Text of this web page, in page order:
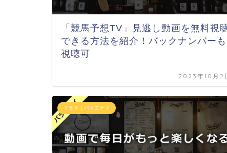
「競馬予想TV」見逃し動画を無料視
できる方法を紹介！バックナンバーも
視聴可
2023年10月2
ＴＢＳ｜バラエティ